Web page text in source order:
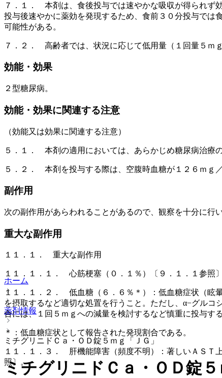
７．１． 本剤は、食後投与では速やかな吸収が得られず
投与後速やかに薬効を発現するため、食前３０分投与では
可能性がある。
７．２． 高齢者では、状況に応じて低用量（１回量５ｍ
効能・効果
２型糖尿病。
効能・効果に関連する注意
（効能又は効果に関連する注意）
５．１． 本剤の適用においては、あらかじめ糖尿病治療
５．２． 本剤を投与する際は、空腹時血糖が１２６ｍｇ
副作用
次の副作用があらわれることがあるので、観察を十分に行
重大な副作用
１１．１． 重大な副作用
１１．１．１． 心筋梗塞（０．１％）〔９．１．１参照〕
１１．１．２． 低血糖（６．６％＊）：低血糖症状（眩
を摂取するなど適切な処置を行うこと。ただし、α−グル
合には、１回５ｍｇへの減量を検討するなど慎重に投与す
＊：低血糖症状として報告された発現割合である。
１１．１．３． 肝機能障害（頻度不明）：著しいＡＳＴ
照〕。
ホーム
薬剤情報
ミチグリニドＣａ・ＯＤ錠５ｍｇ「ＪＧ」
ミチグリニドＣａ・ＯＤ錠５